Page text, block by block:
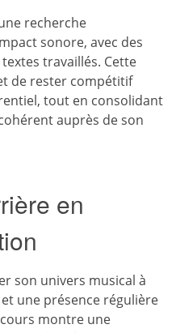
recherche
sonore, avec des
travaillés. Cette
de rester compétitif
tout en consolidant
auprès de son
en
son univers musical à
une présence régulière
montre une